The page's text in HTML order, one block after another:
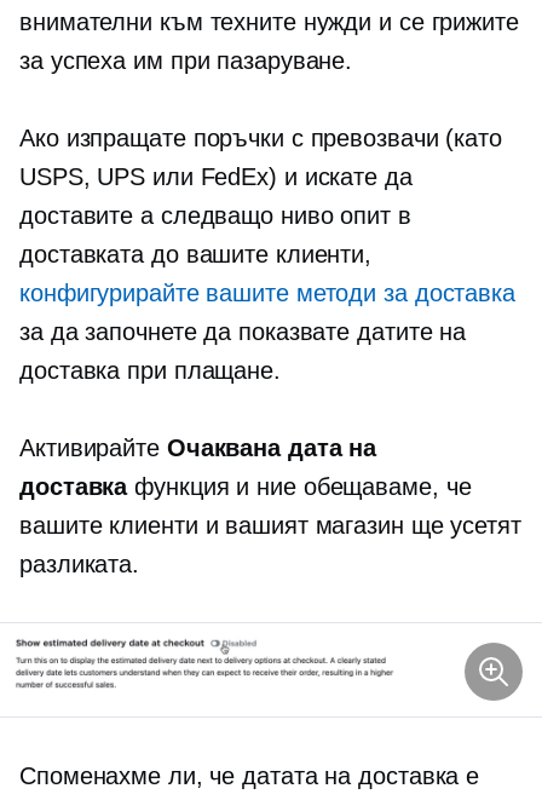
внимателни към техните нужди и се грижите
за успеха им при пазаруване.
Ако изпращате поръчки с превозвачи (като
USPS, UPS или FedEx) и искате да
доставите a следващо нивоопит в
доставката до вашите клиенти,
конфигурирайте вашите методи за доставка
за да започнете да показвате датите на
доставка при плащане.
Активирайте Очаквана дата на
доставкафункция и ние обещаваме, че
вашите клиенти и вашият магазин ще усетят
разликата.
Споменахме ли, че датата на доставка е